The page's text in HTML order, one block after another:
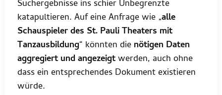
Suchergebnisse ins schier Unbegrenzte
katapultieren. Auf eine Anfrage wie „alle
Schauspieler des St. Pauli Theaters mit
Tanzausbildung“ könnten die nötigen Daten
aggregiert und angezeigtwerden, auch ohne
dass ein entsprechendes Dokument existieren
würde.